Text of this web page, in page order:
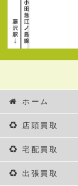
ホーム
店頭買取
宅配買取
出張買取